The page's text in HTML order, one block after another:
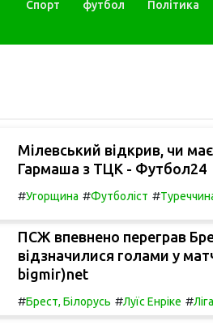
Спорт футбол Політика
Мілевський відкрив, чи
Гармаша з ТЦК - Футбол24
#Угорщина #Футболіст #
ПСЖ впевнено переграв
відзначилися голами у
bigmir)net
#Брест, Білорусь #Луїс Енріке #